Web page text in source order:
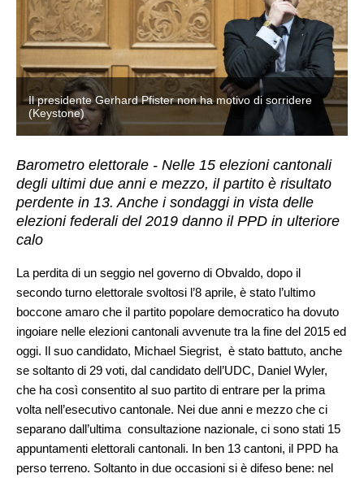
Il presidente Gerhard Pfister non ha motivo di sorridere
(Keystone)
Barometro elettorale - Nelle 15 elezioni cantonali
degli ultimi due anni e mezzo, il partito è risultato
perdente in 13. Anche i sondaggi in vista delle
elezioni federali del 2019 danno il PPD in ulteriore
calo
La perdita di un seggio nel governo di Obvaldo, dopo il
secondo turno elettorale svoltosi l’8 aprile, è stato l’ultimo
boccone amaro che il partito popolare democratico ha dovuto
ingoiare nelle elezioni cantonali avvenute tra la fine del 2015 ed
oggi. Il suo candidato, Michael Siegrist, è stato battuto, anche
se soltanto di 29 voti, dal candidato dell’UDC, Daniel Wyler,
che ha così consentito al suo partito di entrare per la prima
volta nell’esecutivo cantonale. Nei due anni e mezzo che ci
separano dall’ultima consultazione nazionale, ci sono stati 15
appuntamenti elettorali cantonali. In ben 13 cantoni, il PPD ha
perso terreno. Soltanto in due occasioni si è difeso bene: nel